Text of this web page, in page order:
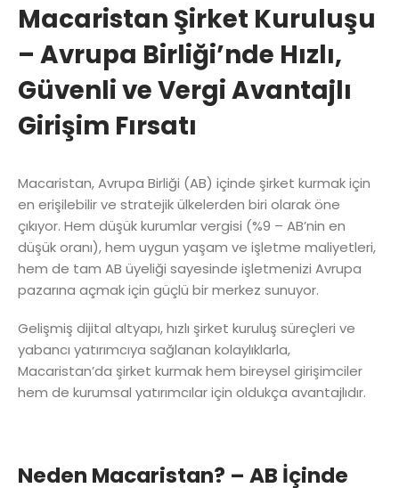
Macaristan Şirket Kuruluşu
– Avrupa Birliği’nde Hızlı,
Güvenli ve Vergi Avantajlı
Girişim Fırsatı
Macaristan, Avrupa Birliği (AB) içinde şirket kurmak için
en erişilebilir ve stratejik ülkelerden biri olarak öne
çıkıyor. Hem düşük kurumlar vergisi (%9 – AB’nin en
düşük oranı), hem uygun yaşam ve işletme maliyetleri,
hem de tam AB üyeliği sayesinde işletmenizi Avrupa
pazarına açmak için güçlü bir merkez sunuyor.
Gelişmiş dijital altyapı, hızlı şirket kuruluş süreçleri ve
yabancı yatırımcıya sağlanan kolaylıklarla,
Macaristan’da şirket kurmak hem bireysel girişimciler
hem de kurumsal yatırımcılar için oldukça avantajlıdır.
Neden Macaristan? – AB İçinde